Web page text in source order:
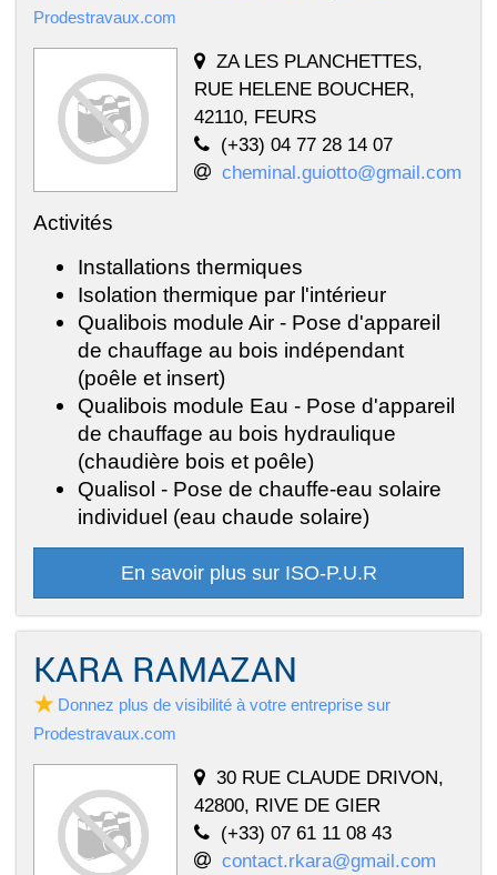
Prodestravaux.com
ZA LES PLANCHETTES,
RUE HELENE BOUCHER,
42110, FEURS
(+33) 04 77 28 14 07
cheminal.guiotto@gmail.com
Activités
Installations thermiques
Isolation thermique par l'intérieur
Qualibois module Air - Pose d'appareil
de chauffage au bois indépendant
(poêle et insert)
Qualibois module Eau - Pose d'appareil
de chauffage au bois hydraulique
(chaudière bois et poêle)
Qualisol - Pose de chauffe-eau solaire
individuel (eau chaude solaire)
En savoir plus sur ISO-P.U.R
KARA RAMAZAN
Donnez plus de visibilité à votre entreprise sur
Prodestravaux.com
30 RUE CLAUDE DRIVON,
42800, RIVE DE GIER
(+33) 07 61 11 08 43
contact.rkara@gmail.com